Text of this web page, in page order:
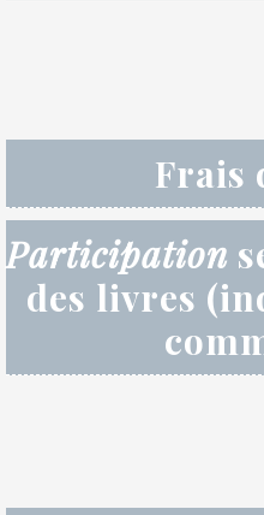
Frais
Participation
des livres